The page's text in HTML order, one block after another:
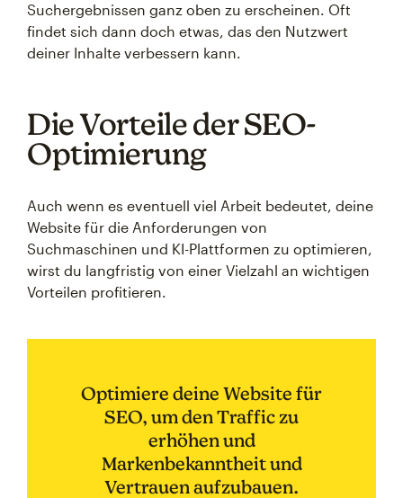
Suchergebnissen ganz oben zu erscheinen. Oft
findet sich dann doch etwas, das den Nutzwert
deiner Inhalte verbessern kann.
Die Vorteile der SEO-
Optimierung
Auch wenn es eventuell viel Arbeit bedeutet, deine
Website für die Anforderungen von
Suchmaschinen und KI-Plattformen zu optimieren,
wirst du langfristig von einer Vielzahl an wichtigen
Vorteilen profitieren.
Optimiere deine Website für
SEO, um den Traffic zu
erhöhen und
Markenbekanntheit und
Vertrauen aufzubauen.